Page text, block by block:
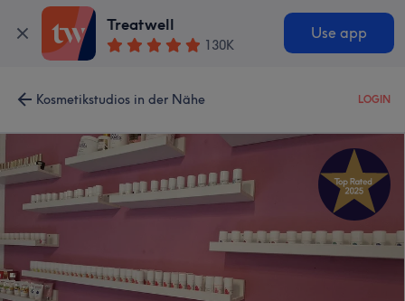
Treatwell
130K
Use app
Kosmetikstudios in der Nähe LOGIN